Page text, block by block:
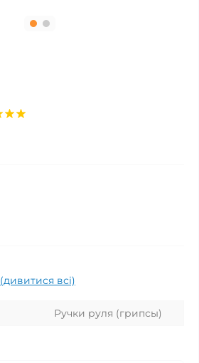
(дивитися всі)
Ручки руля (грипсы)